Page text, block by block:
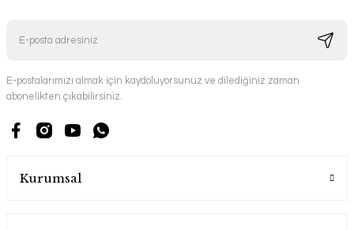
E-postalarımızı almak için kaydoluyorsunuz ve dilediğiniz zaman
abonelikten çıkabilirsiniz.
Kurumsal